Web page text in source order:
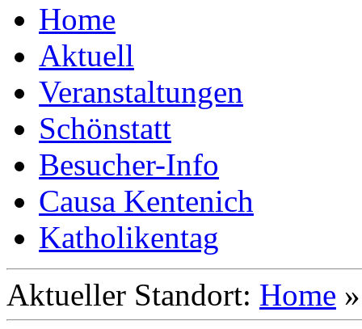
Home
Aktuell
Veranstaltungen
Schönstatt
Besucher-Info
Causa Kentenich
Katholikentag
Aktueller Standort: Home